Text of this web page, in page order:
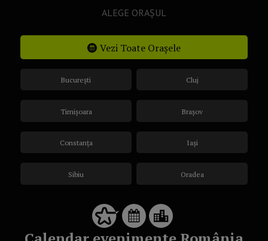
ALEGE ORAȘUL
Vezi Toate Orașele
București
Timișoara
Constanța
Sibiu
Cluj
Brașov
Iași
Oradea